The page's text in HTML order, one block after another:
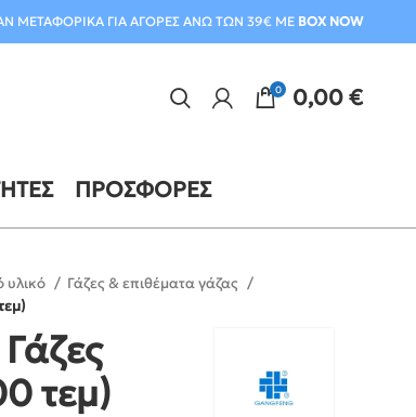
ΜΕΤΑΦΟΡΙΚΑ ΓΙΑ ΑΓΟΡΕΣ ΑΝΩ ΤΩΝ 39€ ΜΕ BOX NOW
0 0,00€
ΠΡΟΣΦΟΡΈΣ
υλικό
Γάζες & επιθέματα γάζας
τεμ)